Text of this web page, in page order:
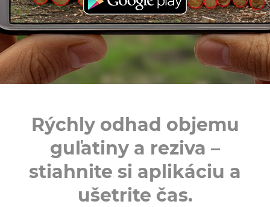
Rýchly odhad objemu
guľatiny a reziva –
stiahnite si aplikáciu a
ušetrite čas.